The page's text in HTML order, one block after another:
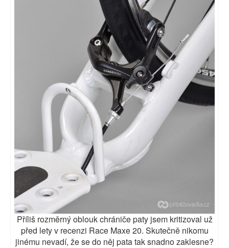
Příliš rozměrný oblouk chrániče paty jsem kritizoval už
před lety v recenzi Race Maxe 20. Skutečně nikomu
jinému nevadí, že se do něj pata tak snadno zaklesne?